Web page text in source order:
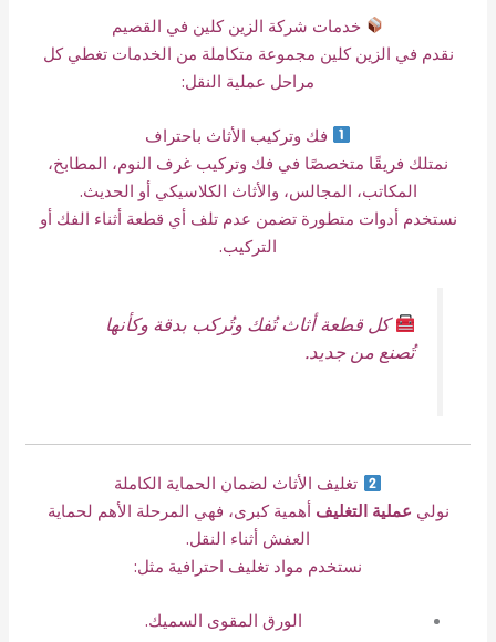
خدمات شركة الزين كلين في القصيم
نقدم في الزين كلين مجموعة متكاملة من الخدمات تغطي كل
مراحل عملية النقل:
فك وتركيب الأثاث باحتراف
نمتلك فريقًا متخصصًا في فك وتركيب غرف النوم، المطابخ،
المكاتب، المجالس، والأثاث الكلاسيكي أو الحديث.
نستخدم أدوات متطورة تضمن عدم تلف أي قطعة أثناء الفك أو
التركيب.
كل قطعة أثاث تُفك وتُركب بدقة وكأنها
تُصنع من جديد.
تغليف الأثاث لضمان الحماية الكاملة
نولي عملية التغليف أهمية كبرى، فهي المرحلة الأهم لحماية
العفش أثناء النقل.
نستخدم مواد تغليف احترافية مثل:
الورق المقوى السميك.